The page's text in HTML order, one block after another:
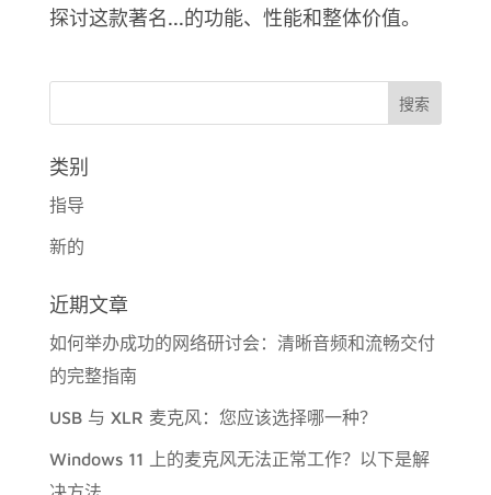
探讨这款著名...的功能、性能和整体价值。
类别
指导
新的
近期文章
如何举办成功的网络研讨会：清晰音频和流畅交付
的完整指南
USB 与 XLR 麦克风：您应该选择哪一种？
Windows 11 上的麦克风无法正常工作？以下是解